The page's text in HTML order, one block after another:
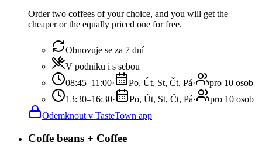
Order two coffees of your choice, and you will get the
cheaper or the equally priced one for free.
Obnovuje se za 7 dní
V podniku i s sebou
08:45–11:00· Po, Út, St, Čt, Pá·
pro 10 osob
13:30–16:30· Po, Út, St, Čt, Pá·
pro 10 osob
Odemknout v TasteTown app
Coffe beans + Coffee